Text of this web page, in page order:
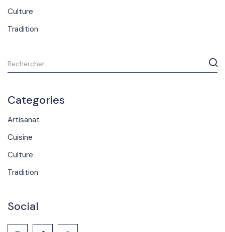
Culture
Tradition
Categories
Artisanat
Cuisine
Culture
Tradition
Social